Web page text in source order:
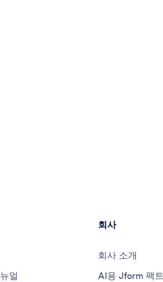
얼
회사
회사 소개
AI용 Jform 팩트